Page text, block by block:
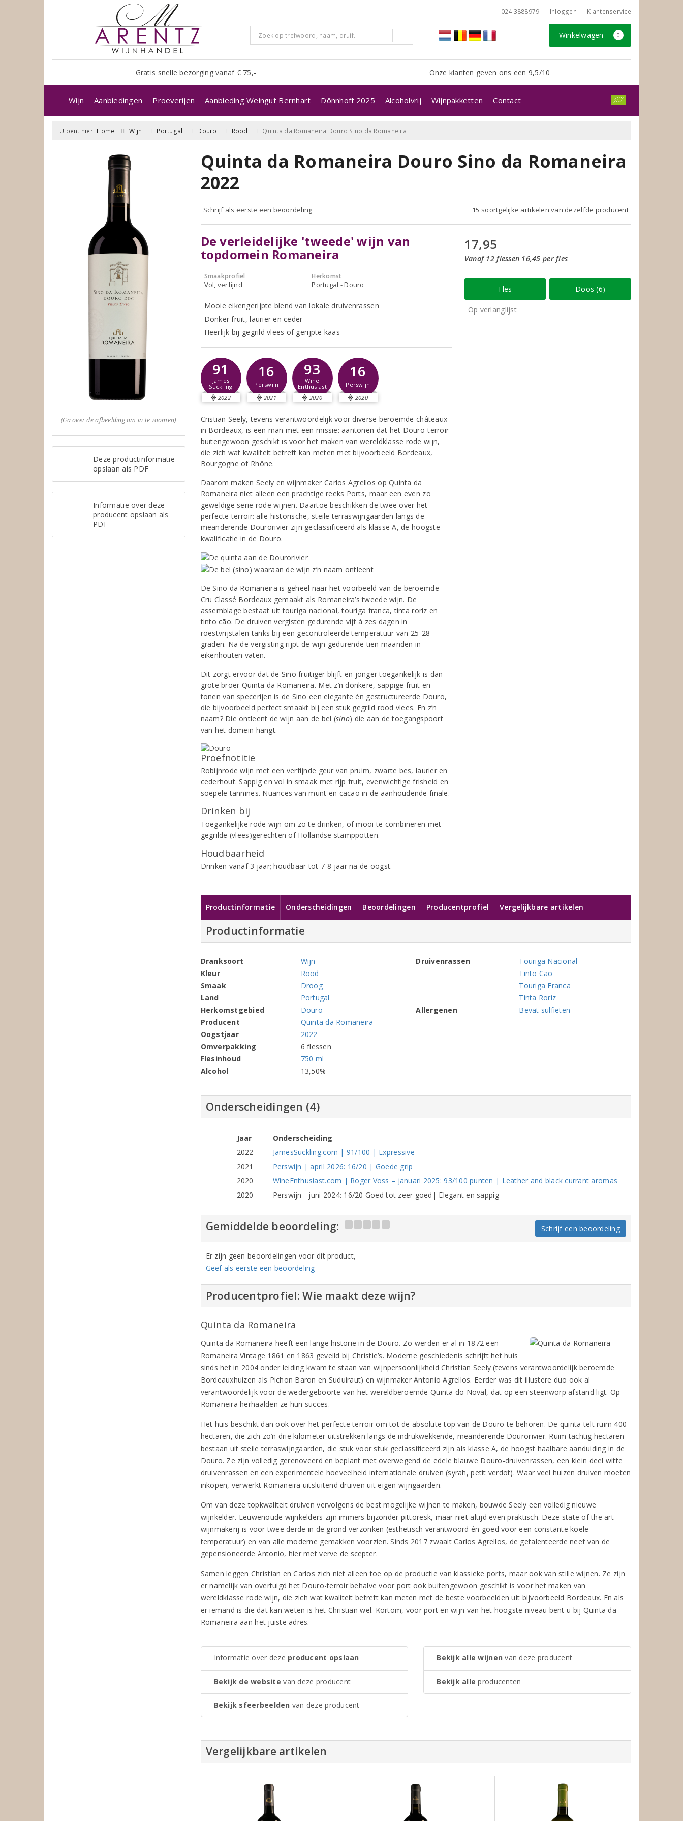
024 3888979 Inloggen Klantenservice
Winkelwagen 0
Gratis snelle bezorging vanaf € 75,- Onze klanten geven ons een 9,5/10
Wijn Aanbiedingen Proeverijen Aanbieding Weingut Bernhart Dönnhoff 2025 Alcoholvrij Wijnpakketten Contact
U bent hier: Home Wijn Portugal Douro Rood Quinta da Romaneira Douro Sino da Romaneira
(Ga over de afbeelding om in te zoomen)
Deze productinformatie
opslaan als PDF
Informatie over deze
producent opslaan als
PDF
Quinta da Romaneira Douro Sino da Romaneira
2022
Schrijf als eerste een beoordeling 15 soortgelijke artikelen van dezelfde producent
De verleidelijke 'tweede' wijn van
topdomein Romaneira
Smaakprofiel
Vol, verfijnd
Herkomst
Portugal - Douro
Mooie eikengerijpte blend van lokale druivenrassen
Donker fruit, laurier en ceder
Heerlijk bij gegrild vlees of gerijpte kaas
91
James
Suckling
2022
16
Perswijn
2021
93
Wine
Enthusiast
2020
16
Perswijn
2020
Cristian Seely, tevens verantwoordelijk voor diverse beroemde châteaux
in Bordeaux, is een man met een missie: aantonen dat het Douro-terroir
buitengewoon geschikt is voor het maken van wereldklasse rode wijn,
die zich wat kwaliteit betreft kan meten met bijvoorbeeld Bordeaux,
Bourgogne of Rhône.
Daarom maken Seely en wijnmaker Carlos Agrellos op Quinta da
Romaneira niet alleen een prachtige reeks Ports, maar een even zo
geweldige serie rode wijnen. Daartoe beschikken de twee over het
perfecte terroir: alle historische, steile terraswijngaarden langs de
meanderende Dourorivier zijn geclassificeerd als klasse A, de hoogste
kwalificatie in de Douro.
De Sino da Romaneira is geheel naar het voorbeeld van de beroemde
Cru Classé Bordeaux gemaakt als Romaneira’s tweede wijn. De
assemblage bestaat uit touriga nacional, touriga franca, tinta roriz en
tinto cão. De druiven vergisten gedurende vijf à zes dagen in
roestvrijstalen tanks bij een gecontroleerde temperatuur van 25-28
graden. Na de vergisting rijpt de wijn gedurende tien maanden in
eikenhouten vaten.
Dit zorgt ervoor dat de Sino fruitiger blijft en jonger toegankelijk is dan
grote broer Quinta da Romaneira. Met z’n donkere, sappige fruit en
tonen van specerijen is de Sino een elegante én gestructureerde Douro,
die bijvoorbeeld perfect smaakt bij een stuk gegrild rood vlees. En z’n
naam? Die ontleent de wijn aan de bel (sino) die aan de toegangspoort
van het domein hangt.
Proefnotitie
Robijnrode wijn met een verfijnde geur van pruim, zwarte bes, laurier en
cederhout. Sappig en vol in smaak met rijp fruit, evenwichtige frisheid en
soepele tannines. Nuances van munt en cacao in de aanhoudende finale.
Drinken bij
Toegankelijke rode wijn om zo te drinken, of mooi te combineren met
gegrilde (vlees)gerechten of Hollandse stamppotten.
Houdbaarheid
Drinken vanaf 3 jaar; houdbaar tot 7-8 jaar na de oogst.
17,95
Vanaf 12 flessen 16,45 per fles
Fles Doos (6)
Op verlanglijst
Productinformatie Onderscheidingen Beoordelingen Producentprofiel Vergelijkbare artikelen
Productinformatie
Dranksoort
Wijn
Kleur
Rood
Smaak
Droog
Land
Portugal
Herkomstgebied
Douro
Producent
Quinta da Romaneira
Oogstjaar
2022
Omverpakking
6 flessen
Flesinhoud
750 ml
Alcohol
13,50%
Druivenrassen
Touriga Nacional
Tinto Cão
Touriga Franca
Tinta Roriz
Allergenen
Bevat sulfieten
Onderscheidingen (4)
Jaar
Onderscheiding
2022
JamesSuckling.com | 91/100 | Expressive
2021
Perswijn | april 2026: 16/20 | Goede grip
2020
WineEnthusiast.com | Roger Voss – januari 2025: 93/100 punten | Leather and black currant aromas
2020
Perswijn - juni 2024: 16/20 Goed tot zeer goed| Elegant en sappig
Gemiddelde beoordeling: Schrijf een beoordeling
Er zijn geen beoordelingen voor dit product,
Geef als eerste een beoordeling
Producentprofiel: Wie maakt deze wijn?
Quinta da Romaneira
Quinta da Romaneira heeft een lange historie in de Douro. Zo werden er al in 1872 een
Romaneira Vintage 1861 en 1863 geveild bij Christie’s. Moderne geschiedenis schrijft het huis
sinds het in 2004 onder leiding kwam te staan van wijnpersoonlijkheid Christian Seely (tevens verantwoordelijk beroemde
Bordeauxhuizen als Pichon Baron en Suduiraut) en wijnmaker Antonio Agrellos. Eerder was dit illustere duo ook al
verantwoordelijk voor de wedergeboorte van het wereldberoemde Quinta do Noval, dat op een steenworp afstand ligt. Op
Romaneira herhaalden ze hun succes.
Het huis beschikt dan ook over het perfecte terroir om tot de absolute top van de Douro te behoren. De quinta telt ruim 400
hectaren, die zich zo’n drie kilometer uitstrekken langs de indrukwekkende, meanderende Dourorivier. Ruim tachtig hectaren
bestaan uit steile terraswijngaarden, die stuk voor stuk geclassificeerd zijn als klasse A, de hoogst haalbare aanduiding in de
Douro. Ze zijn volledig gerenoveerd en beplant met overwegend de edele blauwe Douro-druivenrassen, een klein deel witte
druivenrassen en een experimentele hoeveelheid internationale druiven (syrah, petit verdot). Waar veel huizen druiven moeten
inkopen, verwerkt Romaneira uitsluitend druiven uit eigen wijngaarden.
Om van deze topkwaliteit druiven vervolgens de best mogelijke wijnen te maken, bouwde Seely een volledig nieuwe
wijnkelder. Eeuwenoude wijnkelders zijn immers bijzonder pittoresk, maar niet altijd even praktisch. Deze state of the art
wijnmakerij is voor twee derde in de grond verzonken (esthetisch verantwoord én goed voor een constante koele
temperatuur) en van alle moderne gemakken voorzien. Sinds 2017 zwaait Carlos Agrellos, de getalenteerde neef van de
gepensioneerde Antonio, hier met verve de scepter.
Samen leggen Christian en Carlos zich niet alleen toe op de productie van klassieke ports, maar ook van stille wijnen. Ze zijn
er namelijk van overtuigd het Douro-terroir behalve voor port ook buitengewoon geschikt is voor het maken van
wereldklasse rode wijn, die zich wat kwaliteit betreft kan meten met de beste voorbeelden uit bijvoorbeeld Bordeaux. En als
er iemand is die dat kan weten is het Christian wel. Kortom, voor port en wijn van het hoogste niveau bent u bij Quinta da
Romaneira aan het juiste adres.
Informatie over deze producent opslaan
Bekijk de website van deze producent
Bekijk sfeerbeelden van deze producent
Bekijk alle wijnen van deze producent
Bekijk alle producenten
Vergelijkbare artikelen